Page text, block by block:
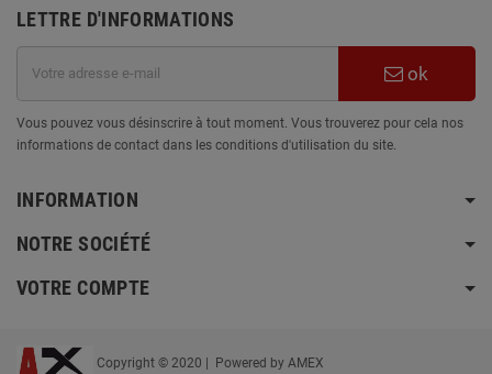
LETTRE D'INFORMATIONS
ok
Vous pouvez vous désinscrire à tout moment. Vous trouverez pour cela nos
informations de contact dans les conditions d'utilisation du site.
INFORMATION
NOTRE SOCIÉTÉ
VOTRE COMPTE
Copyright © 2020 | Powered by AMEX